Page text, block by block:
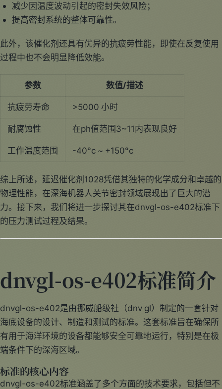
减少因温度波动引起的密封失效风险；
提高密封系统的整体可靠性。
此外，该催化剂还具有优异的抗疲劳性能，即使在反复使用
过程中也不会明显降低效能。
参数
数值/描述
抗疲劳寿命
>5000 小时
耐腐蚀性
在ph值范围3~11内表现良好
工作温度范围
-40°c ~ +150°c
综上所述，延迟催化剂1028凭借其独特的化学成分和卓越的
物理性能，在深海机器人关节密封领域展现出了巨大的潜
力。接下来，我们将进一步探讨其在dnvgl-os-e402标准下
的压力测试过程及结果。
dnvgl-os-e402标准简介
dnvgl-os-e402是由挪威船级社（dnv gl）制定的一套针对
海底设备的设计、制造和测试的标准。这套标准旨在确保所
有用于海洋环境的设备都能够安全可靠地运行，特别是在极
端条件下的深海区域。
标准的核心内容
dnvgl-os-e402标准涵盖了多个方面的技术要求，包括但不